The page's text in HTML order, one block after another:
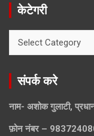
केटेगरी
संपर्क करे
नाम- अशोक गुलाटी,
फ़ोन नंबर –